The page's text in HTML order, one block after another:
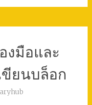
งมือและ
ขียนบล็อก